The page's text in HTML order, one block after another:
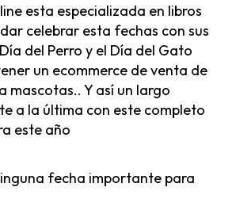
esta especializada en libros
celebrar esta fechas con sus
del Perro y el Día del Gato
un ecommerce de venta de
mascotas.. Y así un largo
a la última con este completo
este año
fecha importante para